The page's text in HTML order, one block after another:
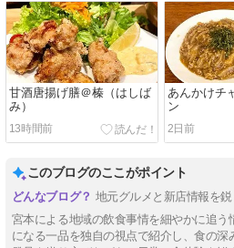
甘酒唐揚げ膳＠榛（はしば
み）
13時間前
あんかけチ
ン
2日前
このブログのここがポイント
地元グルメと新店情報を
宮本による地域の飲食事情を細やかに追
になる一品を独自の視点で紹介し、食の深